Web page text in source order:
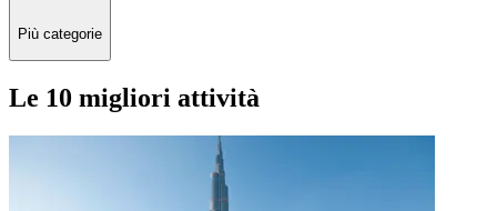
Più categorie
Le 10 migliori attività